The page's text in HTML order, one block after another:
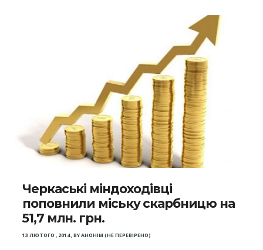
Черкаські міндоходівці
поповнили міську скарбницю на
51,7 млн. грн.
13 ЛЮТОГО , 2014,BYАНОНІМ (НЕ ПЕРЕВІРЕНО)